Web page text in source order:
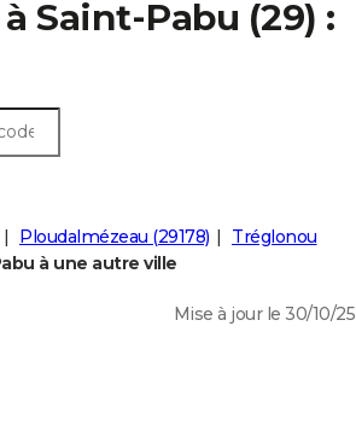
Saint-Pabu (29) :
Ploudalmézeau (29178)
Tréglonou
à une autre ville
Mise à jour le 30/10/25